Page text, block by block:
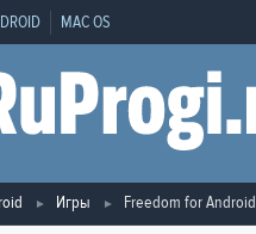
MAC OS
Игры Freedom for Android